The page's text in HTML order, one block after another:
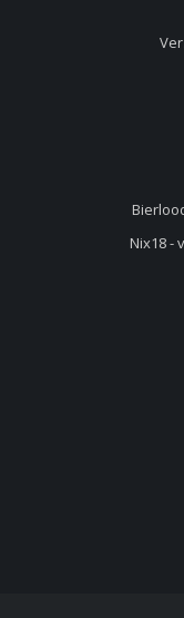
Nix18 -